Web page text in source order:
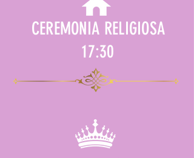
CEREMONIA RELIGIOSA
17:30